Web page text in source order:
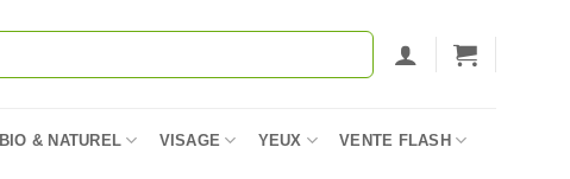
BIO & NATUREL VISAGE YEUX VENTE FLASH